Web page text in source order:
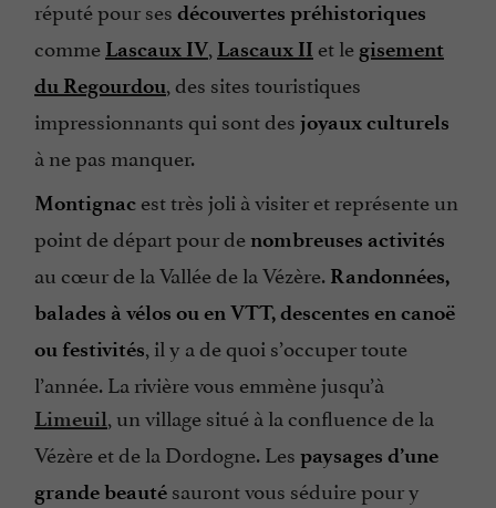
réputé pour ses découvertes préhistoriques
comme Lascaux IV, Lascaux II et le gisement
du Regourdou, des sites touristiques
impressionnants qui sont des joyaux culturels
à ne pas manquer.
Montignac est très joli à visiter et représente un
point de départ pour de nombreuses activités
au cœur de la Vallée de la Vézère. Randonnées,
balades à vélos ou en VTT, descentes en canoë
ou festivités, il y a de quoi s’occuper toute
l’année. La rivière vous emmène jusqu’à
Limeuil, un village situé à la confluence de la
Vézère et de la Dordogne. Les paysages d’une
grande beauté sauront vous séduire pour y